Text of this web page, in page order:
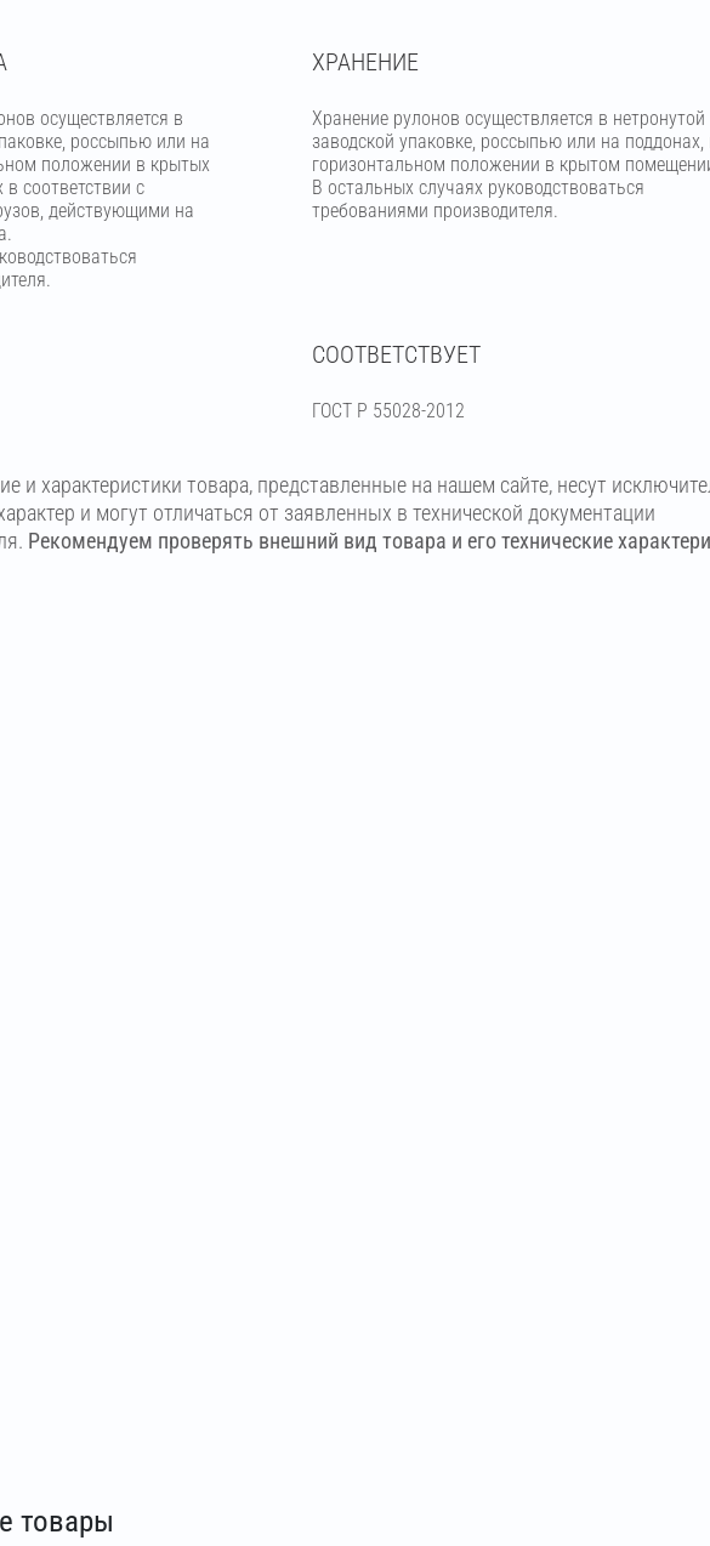
осуществляется в
россыпью или на
положении в крытых
соответствии с
действующими на
ХРАНЕНИЕ
Хранение рулонов осуществляется в нетронутой
заводской упаковке, россыпью или на поддонах,
горизонтальном положении в крытом
В остальных случаях руководствоваться
требованиями производителя.
СООТВЕТСТВУЕТ
ГОСТ Р 55028-2012
и характеристики товара, представленные на нашем сайте, несут
и могут отличаться от заявленных в технической документации
Рекомендуем проверять внешний вид товара и его технические
товары